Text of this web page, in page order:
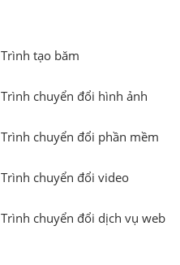
Trình tạo băm
Trình chuyển đổi hình ảnh
Trình chuyển đổi phần mềm
Trình chuyển đổi video
Trình chuyển đổi dịch vụ web